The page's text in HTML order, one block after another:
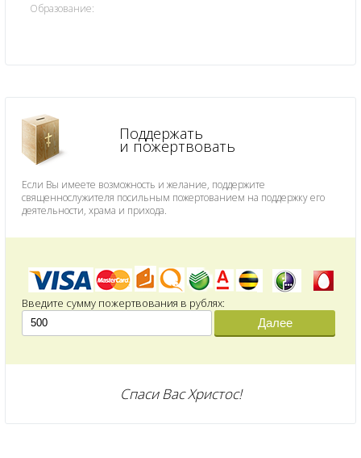
Образование:
Поддержать
и пожертвовать
Если Вы имеете возможность и желание, поддержите
священнослужителя посильным пожертованием на поддержку его
деятельности, храма и прихода.
Введите сумму пожертвования в рублях:
Далее
Спаси Вас Христос!